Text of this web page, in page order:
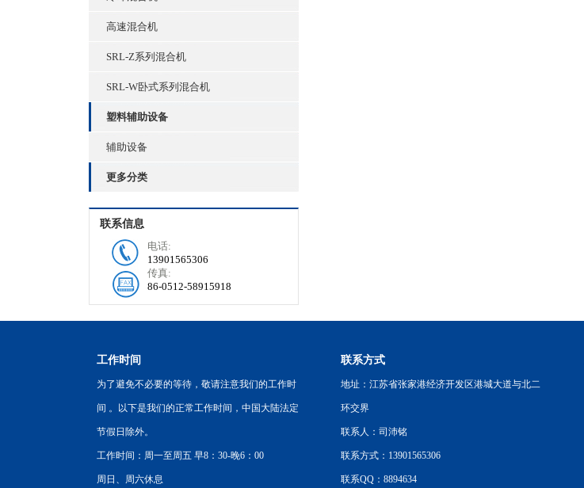
高速混合机
SRL-Z系列混合机
SRL-W卧式系列混合机
塑料辅助设备
辅助设备
更多分类
联系信息
电话:
13901565306
传真:
86-0512-58915918
工作时间
为了避免不必要的等待，敬请注意我们的工作时
间 。以下是我们的正常工作时间，中国大陆法定
节假日除外。
工作时间：周一至周五 早8：30-晚6：00
周日、周六休息
联系方式
地址：江苏省张家港经济开发区港城大道与北二
环交界
联系人：司沛铭
联系方式：13901565306
联系QQ：8894634